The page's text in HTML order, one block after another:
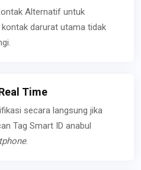
Alternatif untuk
darurat utama tidak
Time
secara langsung jika
Tag Smart ID anabul
.